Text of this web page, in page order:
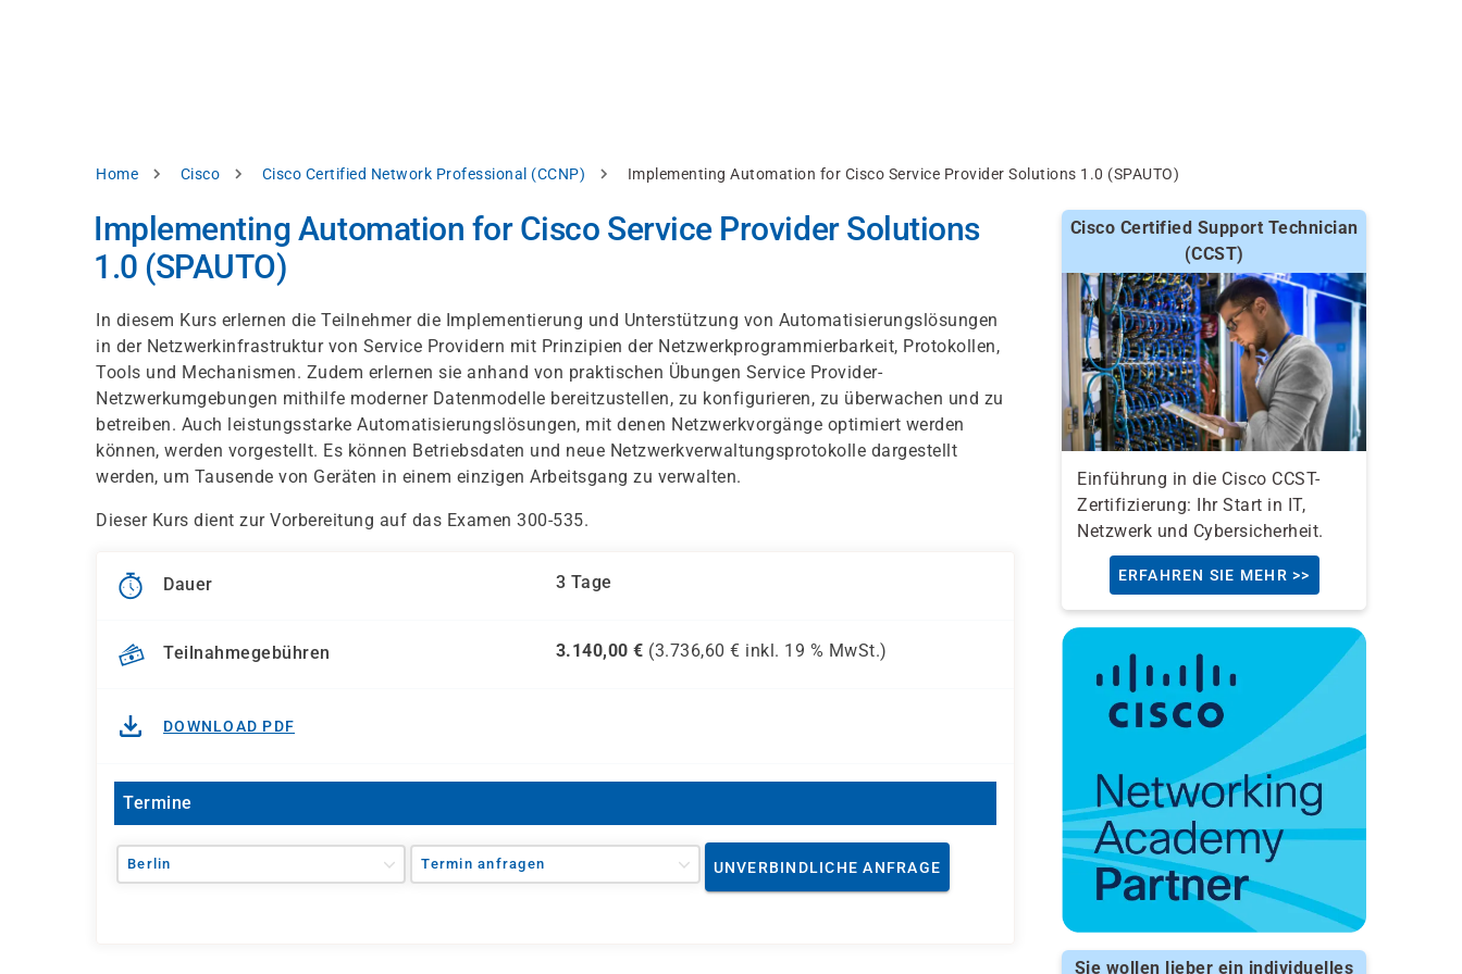
Pfadnavigation
Home Cisco Cisco Certified Network Professional (CCNP) Implementing Automation for Cisco Service Provider Solutions 1.0 (SPAUTO)
Implementing Automation for Cisco Service Provider Solutions
1.0 (SPAUTO)
In diesem Kurs erlernen die Teilnehmer die Implementierung und Unterstützung von Automatisierungslösungen
in der Netzwerkinfrastruktur von Service Providern mit Prinzipien der Netzwerkprogrammierbarkeit, Protokollen,
Tools und Mechanismen. Zudem erlernen sie anhand von praktischen Übungen Service Provider-
Netzwerkumgebungen mithilfe moderner Datenmodelle bereitzustellen, zu konfigurieren, zu überwachen und zu
betreiben. Auch leistungsstarke Automatisierungslösungen, mit denen Netzwerkvorgänge optimiert werden
können, werden vorgestellt. Es können Betriebsdaten und neue Netzwerkverwaltungsprotokolle dargestellt
werden, um Tausende von Geräten in einem einzigen Arbeitsgang zu verwalten.
Dieser Kurs dient zur Vorbereitung auf das Examen 300-535.
Dauer 3 Tage
Teilnahmegebühren 3.140,00 € (3.736,60 € inkl. 19 % MwSt.)
DOWNLOAD PDF
Termine
Berlin Termin anfragen UNVERBINDLICHE ANFRAGE
Cisco Certified Support Technician
(CCST)
Einführung in die Cisco CCST-
Zertifizierung: Ihr Start in IT,
Netzwerk und Cybersicherheit.
ERFAHREN SIE MEHR >>
Sie wollen lieber ein individuelles
Einstellungen
Datenschutzhinweis